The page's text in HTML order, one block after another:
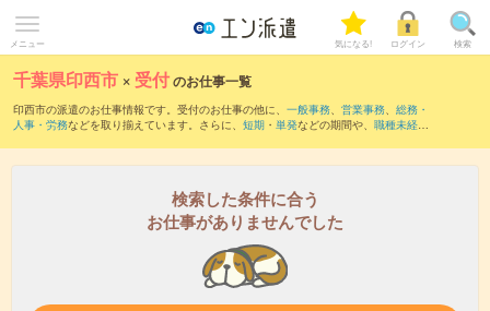
メニュー 気になる! ログイン 検索
千葉県印西市 × 受付のお仕事一覧
印西市の派遣のお仕事情報です。受付のお仕事の他に、 一般事務、 営業事務、 総務・
人事・労務などを取り揃えています。さらに、 短期 ・ 単発などの期間や、 職種未経験
検索した条件に合う
お仕事がありませんでした